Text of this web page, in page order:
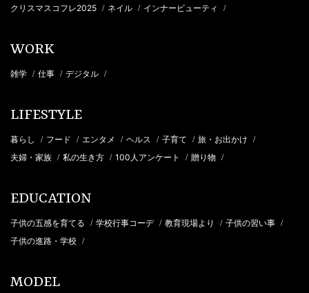
クリスマスコフレ2025 / ネイル / インナービューティ /
WORK
雑学 / 仕事 / デジタル /
LIFESTYLE
暮らし / フード / エンタメ / ヘルス / 子育て / 旅・お出かけ /
夫婦・家族 / 私の生き方 / 100人アンケート / 贈り物 /
EDUCATION
子供の五感を育てる / 学校行事コーデ / 教育現場より / 子供の習い事 /
子供の進路・学校 /
MODEL